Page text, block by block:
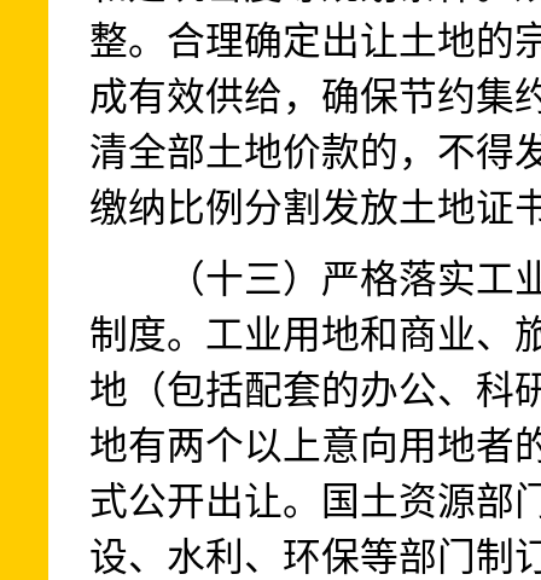
整。合理确定出让土地的
成有效供给，确保节约集
清全部土地价款的，不得
缴纳比例分割发放土地证
（十三）严格落实工业
制度。工业用地和商业、
地（包括配套的办公、科
地有两个以上意向用地者
式公开出让。国土资源部
设、水利、环保等部门制